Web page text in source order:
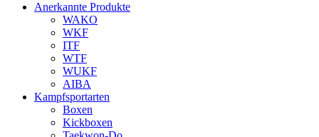
Anerkannte Produkte
WAKO
WKF
ITF
WTF
WUKF
AIBA
Kampfsportarten
Boxen
Kickboxen